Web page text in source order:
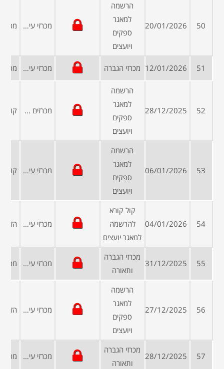
50
20/01/2026
הרשמה
למאגר
ספקים
ויועצים
מכרזי עיריות ומועצות
51
12/01/2026 מכרזי הגברה מכרזי עיריות ומועצות
52
28/12/2025
הרשמה
למאגר
ספקים
ויועצים
מכרזים פומביים
53
06/01/2026
הרשמה
למאגר
ספקים
ויועצים
מכרזי עיריות ומועצות
54
04/01/2026
קול קורא
להרשמה
למאגר יועצים
מכרזי עיריות ומועצות
55
31/12/2025
מכרזי הגברה
ותאורה
מכרזי עיריות ומועצות
56
27/12/2025
הרשמה
למאגר
ספקים
ויועצים
מכרזי עיריות ומועצות
57
28/12/2025
מכרזי הגברה
ותאורה
מכרזי עיריות ומועצות